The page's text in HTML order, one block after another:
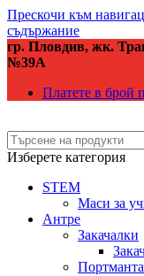
Прескочи към
съдържание
гр. Пловдив, жк.
№39А
Платете в брой
Изберете категория
STEM
Маси за
Антре
Закачалки
Портманта